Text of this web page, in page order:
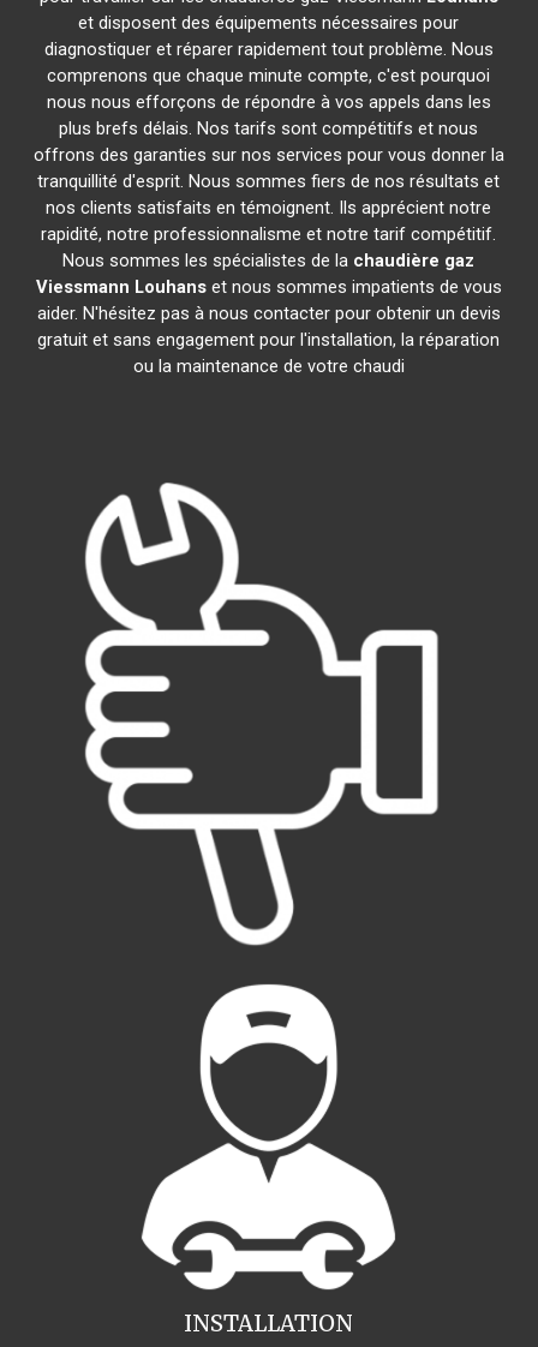
et disposent des équipements nécessaires pour
diagnostiquer et réparer rapidement tout problème. Nous
comprenons que chaque minute compte, c'est pourquoi
nous nous efforçons de répondre à vos appels dans les
plus brefs délais. Nos tarifs sont compétitifs et nous
offrons des garanties sur nos services pour vous donner la
tranquillité d'esprit. Nous sommes fiers de nos résultats et
nos clients satisfaits en témoignent. Ils apprécient notre
rapidité, notre professionnalisme et notre tarif compétitif.
Nous sommes les spécialistes de la chaudière gaz
Viessmann Louhanset nous sommes impatients de vous
aider. N'hésitez pas à nous contacter pour obtenir un devis
gratuit et sans engagement pour l'installation, la réparation
ou la maintenance de votre chaudi
INSTALLATION